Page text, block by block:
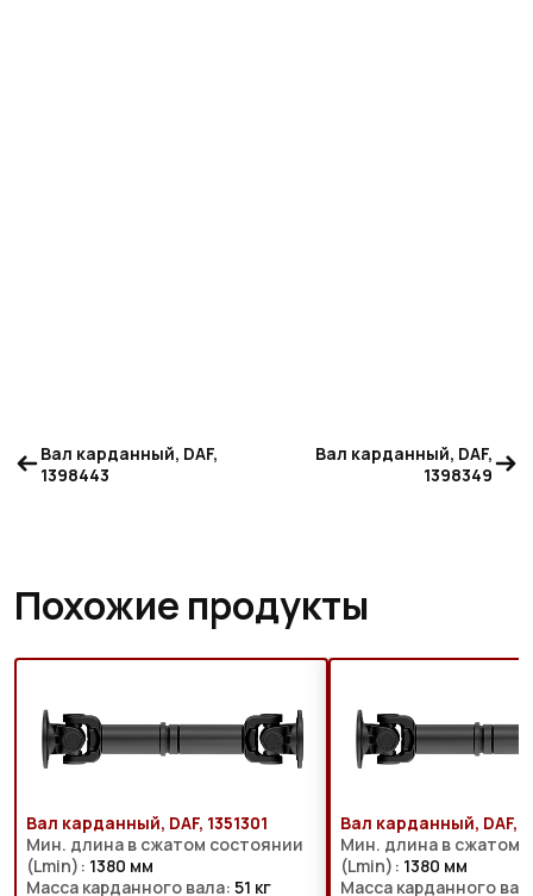
Вал карданный, DAF,
1398443
Вал карданный, DAF,
1398349
Похожие продукты
Вал карданный, DAF, 1351301
Мин. длина в сжатом состоянии
(Lmin): 1380 мм
Масса карданного вала: 51 кг
Вал карданный, DAF,
Мин. длина в сжатом
(Lmin): 1380 мм
Масса карданного